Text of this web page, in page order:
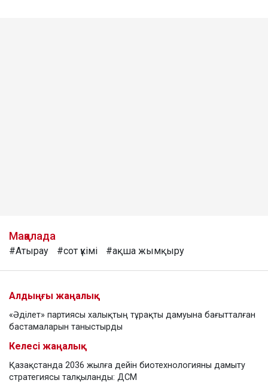
Мақалада
#Атырау #сот үкімі #ақша жымқыру
Алдыңғы жаңалық
«Әділет» партиясы халықтың тұрақты дамуына бағытталған
бастамаларын таныстырды
Келесі жаңалық
Қазақстанда 2036 жылға дейін биотехнологияны дамыту
стратегиясы талқыланды: ДСМ